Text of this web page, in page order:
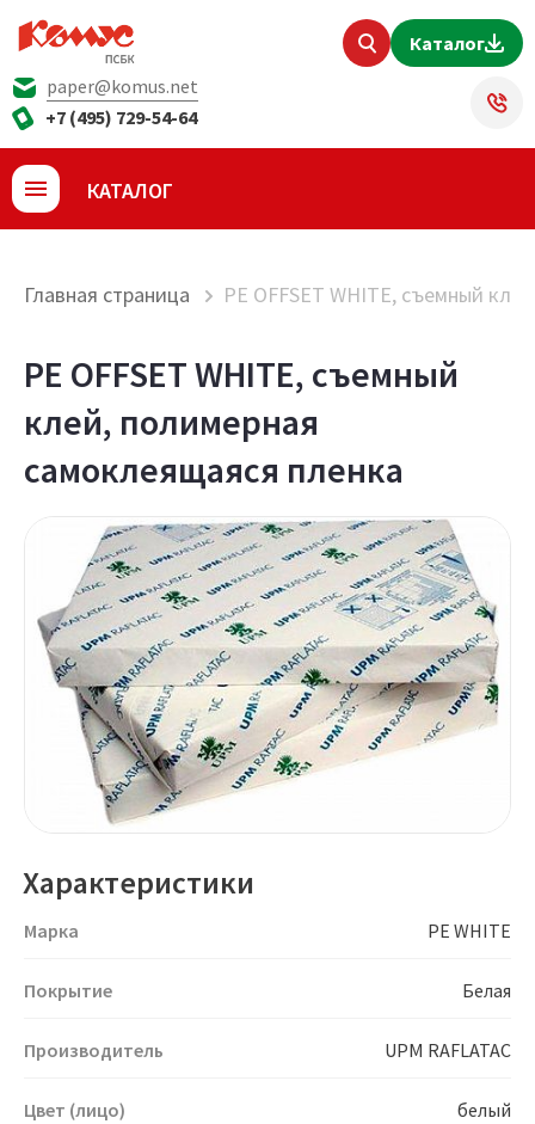
Каталог
paper@komus.net
+7 (495) 729-54-64
КАТАЛОГ
Главная страница PE OFFSET WHITE, съемный
PE OFFSET WHITE, съемный
клей, полимерная
самоклеящаяся пленка
Характеристики
Марка PE WHITE
Покрытие Белая
Производитель UPM RAFLATAC
Цвет (лицо) белый